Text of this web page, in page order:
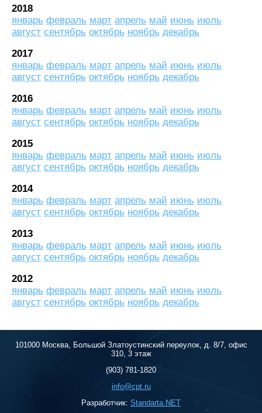
2018
январь февраль март апрель май июнь июль
август сентябрь октябрь ноябрь декабрь
2017
январь февраль март апрель май июнь июль
август сентябрь октябрь ноябрь декабрь
2016
январь февраль март апрель май июнь июль
август сентябрь октябрь ноябрь декабрь
2015
январь февраль март апрель май июнь июль
август сентябрь октябрь ноябрь декабрь
2014
январь февраль март апрель май июнь июль
август сентябрь октябрь ноябрь декабрь
2013
январь февраль март апрель май июнь июль
август сентябрь октябрь ноябрь декабрь
2012
январь февраль март апрель май июнь июль
август сентябрь октябрь ноябрь декабрь
101000 Москва, Большой Златоустинский переулок, д. 8/7, офис
310, 3 этаж
(903) 781-1820
info@cpt.ru
Разработчик: Standarta.NET